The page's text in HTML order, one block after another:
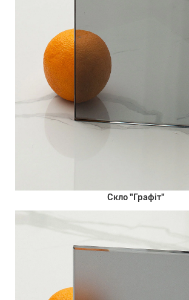
Скло "Графіт"